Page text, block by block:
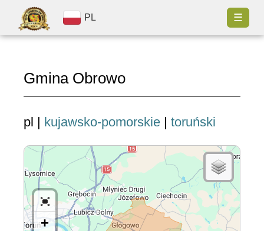
PL ☰
Gmina Obrowo
pl | kujawsko-pomorskie | toruński
+